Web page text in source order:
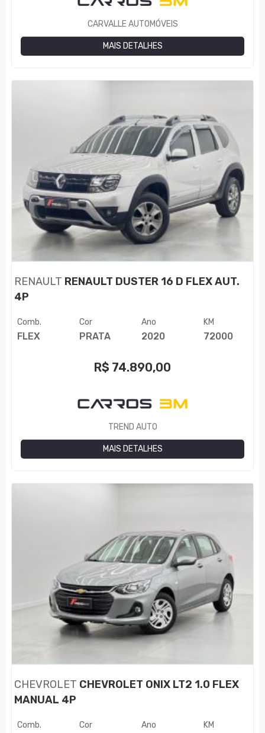
CARVALLE AUTOMÓVEIS
MAIS DETALHES
RENAULT RENAULT DUSTER 16 D FLEX AUT.
4P
Comb.
FLEX
Cor
PRATA
Ano
2020
KM
72000
R$ 74.890,00
TREND AUTO
MAIS DETALHES
CHEVROLET CHEVROLET ONIX LT2 1.0 FLEX
MANUAL 4P
Comb. Cor Ano KM